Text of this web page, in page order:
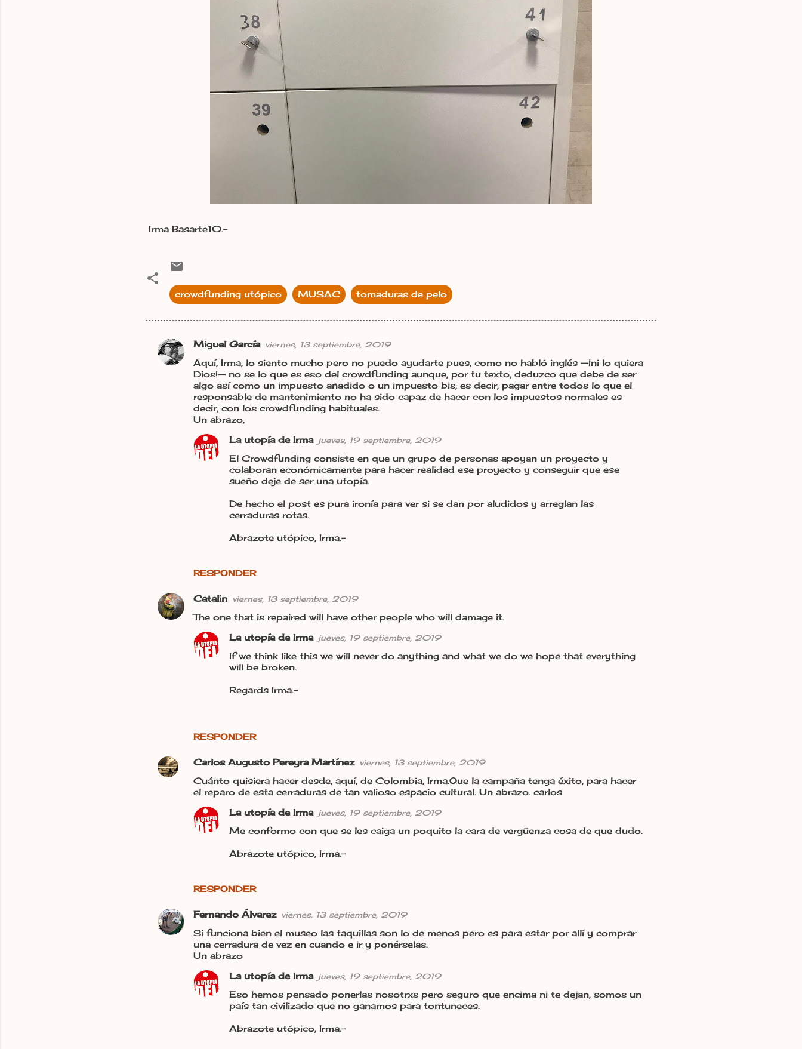
Irma Basarte10.-
crowdfunding utópico MUSAC tomaduras de pelo
C
o
Miguel García viernes, 13 septiembre, 2019
Aquí, Irma, lo siento mucho pero no puedo ayudarte pues, como no habló inglés —¡ni lo quiera
Dios!— no se lo que es eso del crowdfunding aunque, por tu texto, deduzco que debe de ser
algo así como un impuesto añadido o un impuesto bis; es decir, pagar entre todos lo que el
responsable de mantenimiento no ha sido capaz de hacer con los impuestos normales es
decir, con los crowdfunding habituales.
Un abrazo,
RESPONDER
La utopía de Irma jueves, 19 septiembre, 2019
El Crowdfunding consiste en que un grupo de personas apoyan un proyecto y
colaboran económicamente para hacer realidad ese proyecto y conseguir que ese
sueño deje de ser una utopía.
De hecho el post es pura ironía para ver si se dan por aludidos y arreglan las
cerraduras rotas.
Abrazote utópico, Irma.-
Catalin viernes, 13 septiembre, 2019
The one that is repaired will have other people who will damage it.
RESPONDER
La utopía de Irma jueves, 19 septiembre, 2019
If we think like this we will never do anything and what we do we hope that everything
will be broken.
Regards Irma.-
Carlos Augusto Pereyra Martínez viernes, 13 septiembre, 2019
Cuánto quisiera hacer desde, aquí, de Colombia, Irma.Que la campaña tenga éxito, para hacer
el reparo de esta cerraduras de tan valioso espacio cultural. Un abrazo. carlos
RESPONDER
La utopía de Irma jueves, 19 septiembre, 2019
Me conformo con que se les caiga un poquito la cara de vergüenza cosa de que dudo.
Abrazote utópico, Irma.-
Fernando Álvarez viernes, 13 septiembre, 2019
Si funciona bien el museo las taquillas son lo de menos pero es para estar por allí y comprar
una cerradura de vez en cuando e ir y ponérselas.
Un abrazo
La utopía de Irma jueves, 19 septiembre, 2019
Eso hemos pensado ponerlas nosotrxs pero seguro que encima ni te dejan, somos un
país tan civilizado que no ganamos para tontuneces.
Abrazote utópico, Irma.-